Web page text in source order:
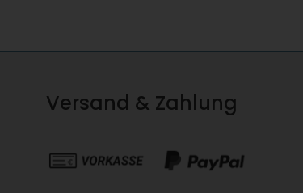
Versand & Zahlung